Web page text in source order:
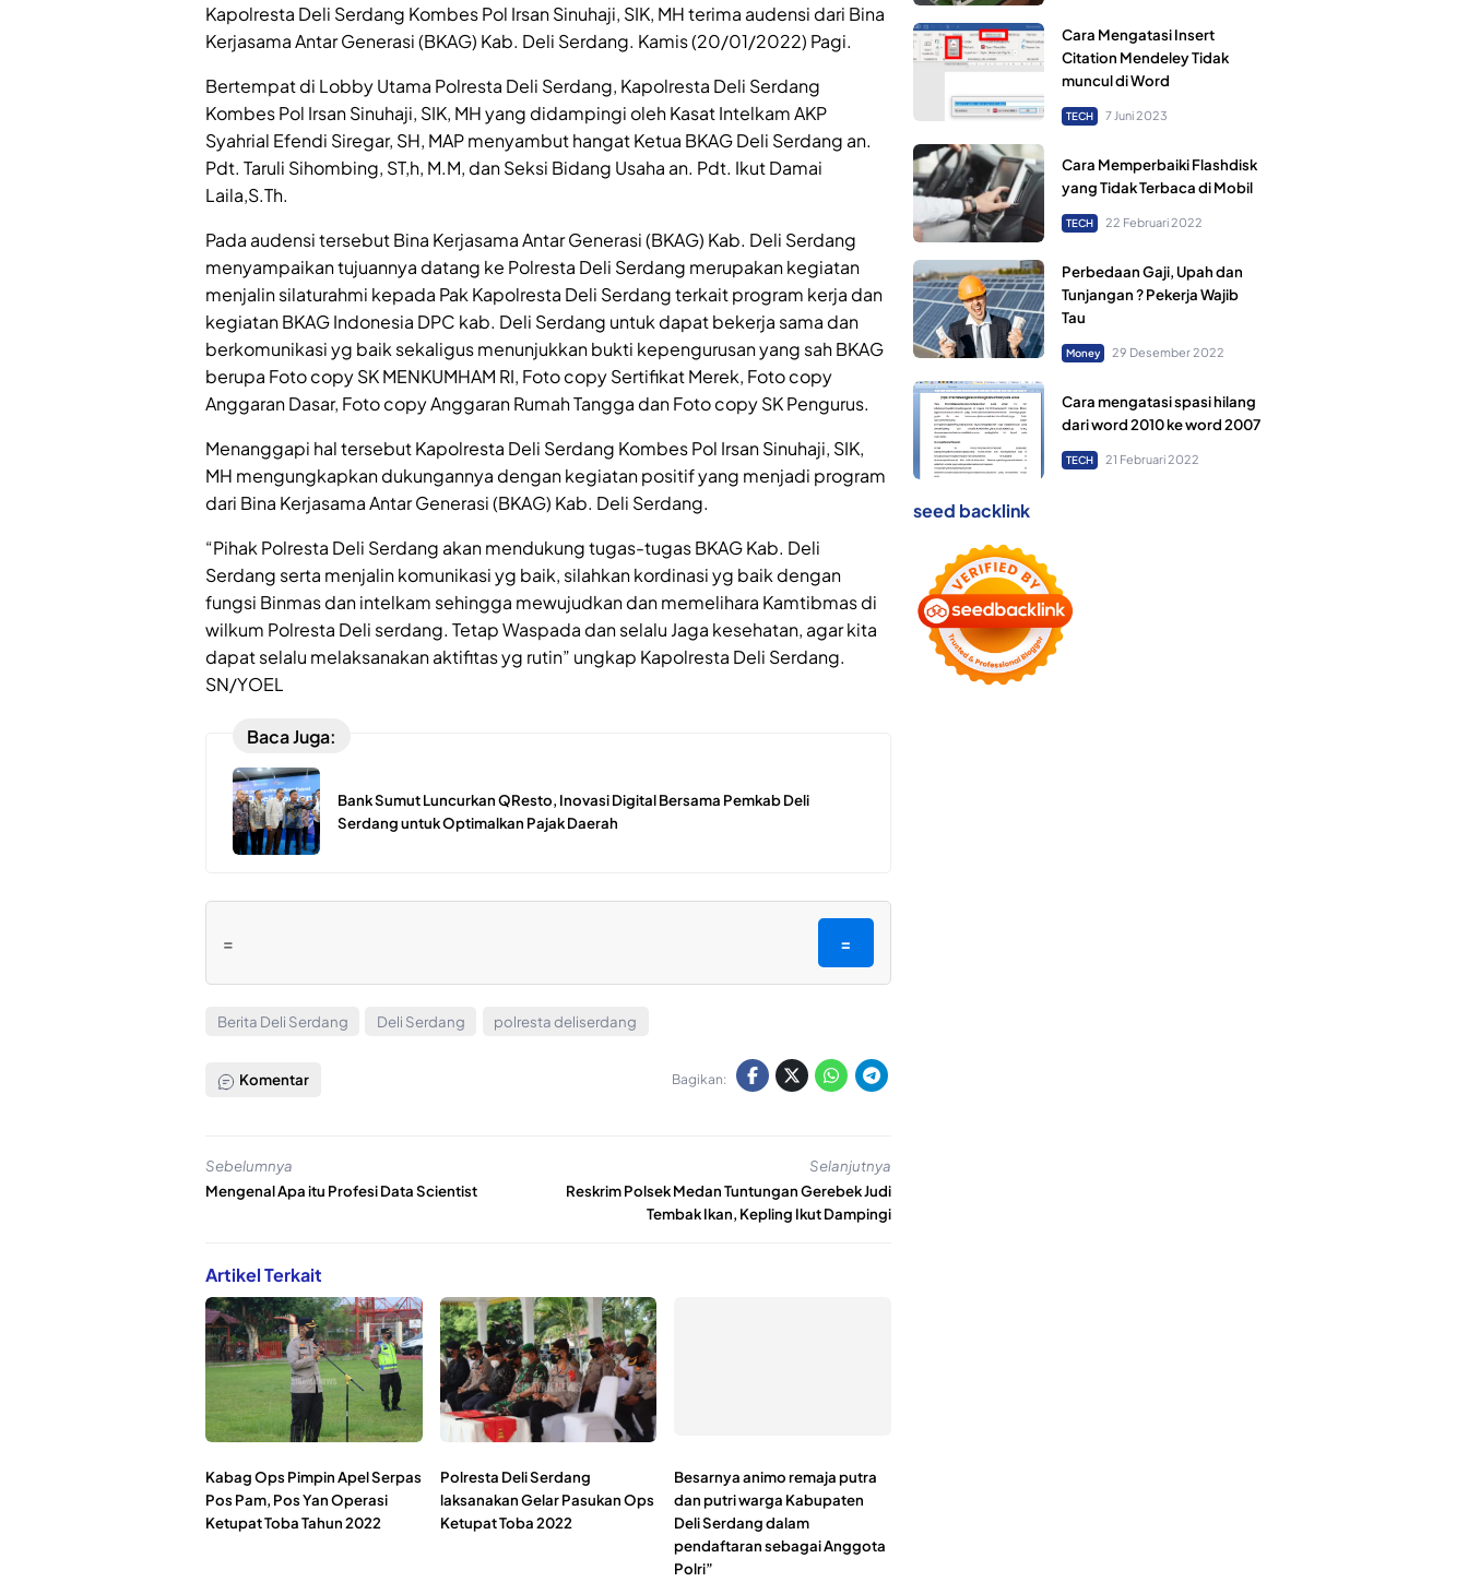
Kapolresta Deli Serdang Kombes Pol Irsan Sinuhaji, SIK, MH terima audensi dari Bina
Kerjasama Antar Generasi (BKAG) Kab. Deli Serdang. Kamis (20/01/2022) Pagi.
Bertempat di Lobby Utama Polresta Deli Serdang, Kapolresta Deli Serdang
Kombes Pol Irsan Sinuhaji, SIK, MH yang didampingi oleh Kasat Intelkam AKP
Syahrial Efendi Siregar, SH, MAP menyambut hangat Ketua BKAG Deli Serdang an.
Pdt. Taruli Sihombing, ST,h, M.M, dan Seksi Bidang Usaha an. Pdt. Ikut Damai
Laila,S.Th.
Pada audensi tersebut Bina Kerjasama Antar Generasi (BKAG) Kab. Deli Serdang
menyampaikan tujuannya datang ke Polresta Deli Serdang merupakan kegiatan
menjalin silaturahmi kepada Pak Kapolresta Deli Serdang terkait program kerja dan
kegiatan BKAG Indonesia DPC kab. Deli Serdang untuk dapat bekerja sama dan
berkomunikasi yg baik sekaligus menunjukkan bukti kepengurusan yang sah BKAG
berupa Foto copy SK MENKUMHAM RI, Foto copy Sertifikat Merek, Foto copy
Anggaran Dasar, Foto copy Anggaran Rumah Tangga dan Foto copy SK Pengurus.
Menanggapi hal tersebut Kapolresta Deli Serdang Kombes Pol Irsan Sinuhaji, SIK,
MH mengungkapkan dukungannya dengan kegiatan positif yang menjadi program
dari Bina Kerjasama Antar Generasi (BKAG) Kab. Deli Serdang.
“Pihak Polresta Deli Serdang akan mendukung tugas-tugas BKAG Kab. Deli
Serdang serta menjalin komunikasi yg baik, silahkan kordinasi yg baik dengan
fungsi Binmas dan intelkam sehingga mewujudkan dan memelihara Kamtibmas di
wilkum Polresta Deli serdang. Tetap Waspada dan selalu Jaga kesehatan, agar kita
dapat selalu melaksanakan aktifitas yg rutin” ungkap Kapolresta Deli Serdang.
SN/YOEL
Baca Juga:
Bank Sumut Luncurkan QResto, Inovasi Digital Bersama Pemkab Deli
Serdang untuk Optimalkan Pajak Daerah
= =
Berita Deli Serdang Deli Serdang polresta deliserdang
Komentar Bagikan:
Sebelumnya
Mengenal Apa itu Profesi Data Scientist
Selanjutnya
Reskrim Polsek Medan Tuntungan Gerebek Judi
Tembak Ikan, Kepling Ikut Dampingi
Artikel Terkait
Kabag Ops Pimpin Apel Serpas
Pos Pam, Pos Yan Operasi
Ketupat Toba Tahun 2022
Polresta Deli Serdang
laksanakan Gelar Pasukan Ops
Ketupat Toba 2022
Besarnya animo remaja putra
dan putri warga Kabupaten
Deli Serdang dalam
pendaftaran sebagai Anggota
Polri”
Cara Mengatasi Insert
Citation Mendeley Tidak
muncul di Word
TECH 7 Juni 2023
Cara Memperbaiki Flashdisk
yang Tidak Terbaca di Mobil
TECH 22 Februari 2022
Perbedaan Gaji, Upah dan
Tunjangan ? Pekerja Wajib
Tau
Money 29 Desember 2022
Cara mengatasi spasi hilang
dari word 2010 ke word 2007
TECH 21 Februari 2022
seed backlink